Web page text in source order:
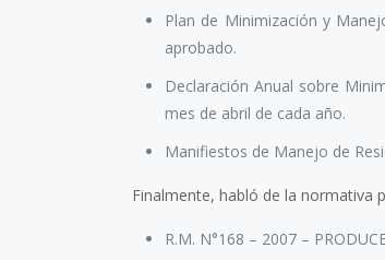
Plan de Minimización y
aprobado.
Declaración Anual sobre
mes de abril de cada año.
Manifiestos de Manejo de
Finalmente, habló de la normativa
R.M. N°168 – 2007 –